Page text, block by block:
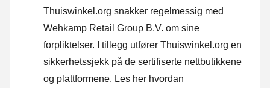
Thuiswinkel.org snakker regelmessig med
Wehkamp Retail Group B.V. om sine
forpliktelser. I tillegg utfører Thuiswinkel.org en
sikkerhetssjekk på de sertifiserte nettbutikkene
og plattformene. Les her hvordan